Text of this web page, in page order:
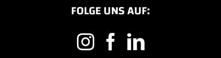
FOLGE UNS AUF: